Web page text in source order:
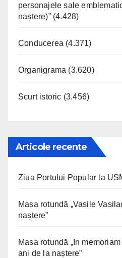
personajele sale
naștere)” (4.428)
Conducerea (4.371)
Organigrama (3.620)
Scurt istoric (3.456)
Articole recente
Ziua Portului Popular la
Masa rotundă „Vasile
naștere”
Masa rotundă „In
ani de la naștere”